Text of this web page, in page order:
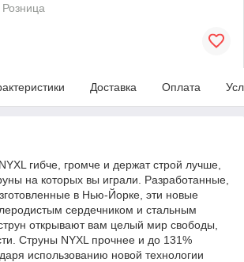
Розница
Доставка Оплата
гибче, громче и держат строй лучше,
на которых вы играли. Разработанные,
в Нью-Йорке, эти новые
сердечником и стальным
открывают вам целый мир свободы,
Струны NYXL прочнее и до 131%
использованию новой технологии